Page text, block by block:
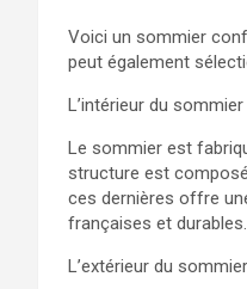
Voici un sommier
peut également
L’intérieur du sommier
Le sommier est
structure est
ces dernières offre
françaises et durables.
L’extérieur du sommier